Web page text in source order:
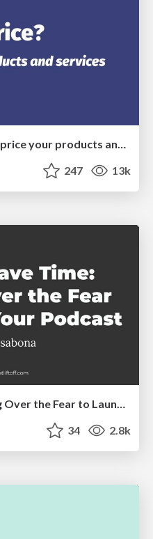
What's in a price? How to price your products and services
247 13k
I Don’t Have Time: Getting Over the Fear to Launch Your Podcast
34 2.8k